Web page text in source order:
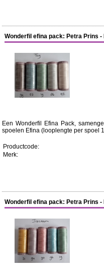
Wonderfil efina pack: Petra Prins -
Een Wonderfil Efina Pack,
spoelen Efina (looplengte per spoel
Productcode:
Merk:
Wonderfil efina pack: Petra Prins -